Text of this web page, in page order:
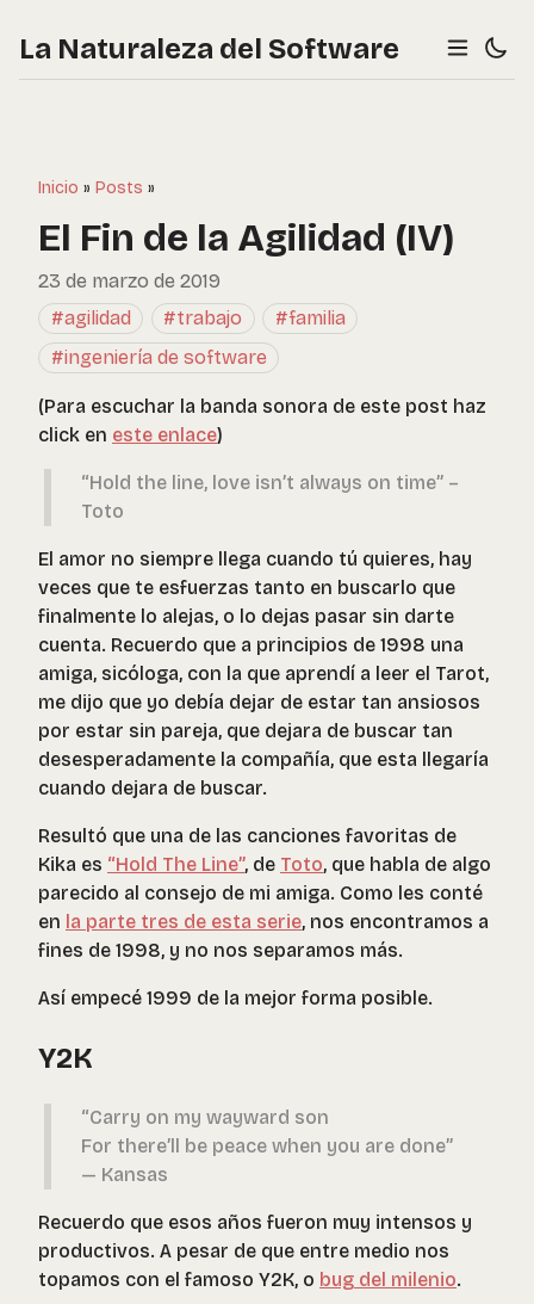
La Naturaleza del Software
Inicio » Posts »
El Fin de la Agilidad (IV)
23 de marzo de 2019
#agilidad
#trabajo
#familia
#ingeniería de software
(Para escuchar la banda sonora de este post haz
click en este enlace)
“Hold the line, love isn’t always on time” –
Toto
El amor no siempre llega cuando tú quieres, hay
veces que te esfuerzas tanto en buscarlo que
finalmente lo alejas, o lo dejas pasar sin darte
cuenta. Recuerdo que a principios de 1998 una
amiga, sicóloga, con la que aprendí a leer el Tarot,
me dijo que yo debía dejar de estar tan ansiosos
por estar sin pareja, que dejara de buscar tan
desesperadamente la compañía, que esta llegaría
cuando dejara de buscar.
Resultó que una de las canciones favoritas de
Kika es “Hold The Line”, de Toto, que habla de algo
parecido al consejo de mi amiga. Como les conté
en la parte tres de esta serie, nos encontramos a
fines de 1998, y no nos separamos más.
Así empecé 1999 de la mejor forma posible.
Y2K
“Carry on my wayward son
For there’ll be peace when you are done”
— Kansas
Recuerdo que esos años fueron muy intensos y
productivos. A pesar de que entre medio nos
topamos con el famoso Y2K, o bug del milenio.